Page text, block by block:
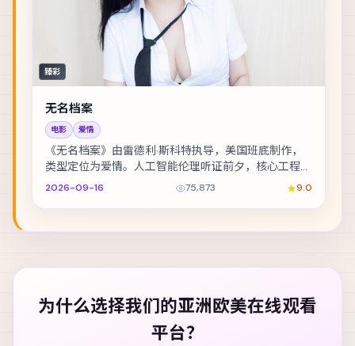
臻彩
无名档案
电影 爱情
《无名档案》由雷德利·斯科特执导，美国班底制作，
类型定位为爱情。人工智能伦理听证前夕，核心工程师
离奇失联。主演包括彭于晏、桂纶镁、秦昊 等，表演...
2026-09-16 75,873 9.0
为什么选择我们的亚洲欧美在线观看
平台？